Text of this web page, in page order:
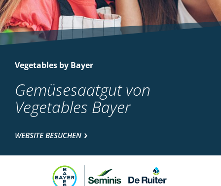
Vegetables by Bayer
Gemüsesaatgut von
Vegetables Bayer
WEBSITE BESUCHEN